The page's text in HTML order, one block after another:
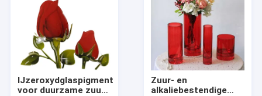
IJzeroxydglaspigment
voor duurzame zuur-
Zuur- en
alkaliebestendige